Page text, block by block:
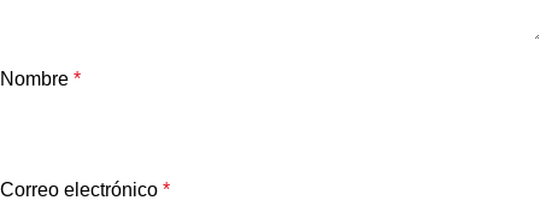
Nombre *
Correo electrónico *